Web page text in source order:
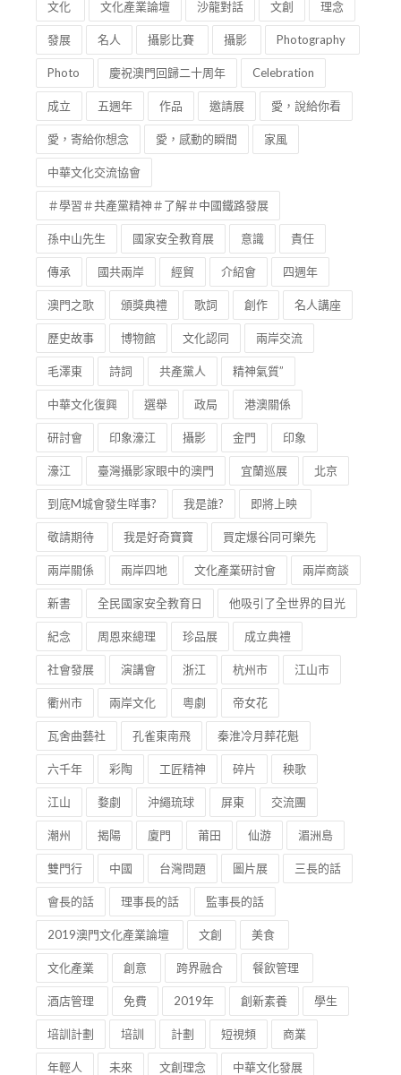
文化 文化產業論壇 沙龍對話 文創 理念
發展 名人 攝影比賽 攝影 Photography
Photo 慶祝澳門回歸二十周年 Celebration
成立 五週年 作品 邀請展 愛，說給你看
愛，寄給你想念 愛，感動的瞬間 家風
中華文化交流協會
＃學習＃共產黨精神＃了解＃中國鐵路發展
孫中山先生 國家安全教育展 意識 責任
傳承 國共兩岸 經貿 介紹會 四週年
澳門之歌 頒獎典禮 歌詞 創作 名人講座
歷史故事 博物館 文化認同 兩岸交流
毛澤東 詩詞 共產黨人 精神氣質”
中華文化復興 選舉 政局 港澳關係
研討會 印象濠江 攝影 金門 印象
濠江 臺灣攝影家眼中的澳門 宜蘭巡展 北京
到底M城會發生咩事? 我是誰? 即將上映
敬請期待 我是好奇寶寶 買定爆谷同可樂先
兩岸關係 兩岸四地 文化產業研討會 兩岸商談
新書 全民國家安全教育日 他吸引了全世界的目光
紀念 周恩來總理 珍品展 成立典禮
社會發展 演講會 浙江 杭州市 江山市
衢州市 兩岸文化 粵劇 帝女花
瓦舍曲藝社 孔雀東南飛 秦淮冷月葬花魁
六千年 彩陶 工匠精神 碎片 秧歌
江山 婺劇 沖繩琉球 屏東 交流團
潮州 揭陽 廈門 莆田 仙游 湄洲島
雙門行 中國 台灣問題 圖片展 三長的話
會長的話 理事長的話 監事長的話
2019澳門文化產業論壇 文創 美食
文化產業 創意 跨界融合 餐飲管理
酒店管理 免費 2019年 創新素養 學生
培訓計劃 培訓 計劃 短視頻 商業
年輕人 未來 文創理念 中華文化發展